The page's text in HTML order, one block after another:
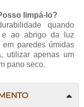
limpá-lo?
quando
e ao abrigo da luz
paredes úmidas
utilizar apenas um
pano seco.